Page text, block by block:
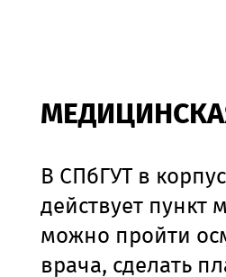
В СПбГУТ в
действует
можно пройти
врача, сделать